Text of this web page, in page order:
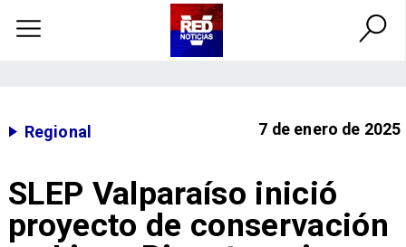
Regional 7 de enero de 2025
SLEP Valparaíso inició
proyecto de conservación